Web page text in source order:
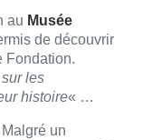
au Musée
de découvrir
Fondation.
les
histoire« …
Malgré un